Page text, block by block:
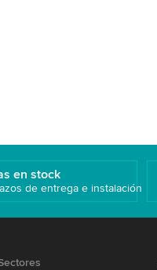
en stock
de entrega e instalación